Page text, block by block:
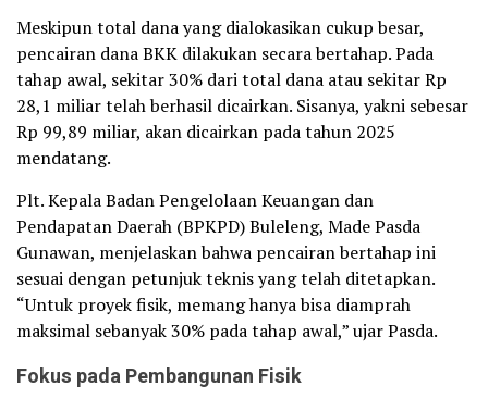
Meskipun total dana yang dialokasikan cukup besar,
pencairan dana BKK dilakukan secara bertahap. Pada
tahap awal, sekitar 30% dari total dana atau sekitar Rp
28,1 miliar telah berhasil dicairkan. Sisanya, yakni sebesar
Rp 99,89 miliar, akan dicairkan pada tahun 2025
mendatang.
Plt. Kepala Badan Pengelolaan Keuangan dan
Pendapatan Daerah (BPKPD) Buleleng, Made Pasda
Gunawan, menjelaskan bahwa pencairan bertahap ini
sesuai dengan petunjuk teknis yang telah ditetapkan.
“Untuk proyek fisik, memang hanya bisa diamprah
maksimal sebanyak 30% pada tahap awal,” ujar Pasda.
Fokus pada Pembangunan Fisik